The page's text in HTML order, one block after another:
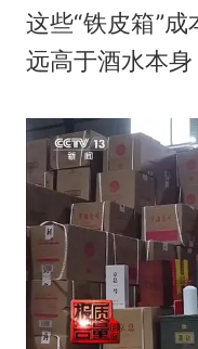
这些“铁皮箱”
远高于酒水本身